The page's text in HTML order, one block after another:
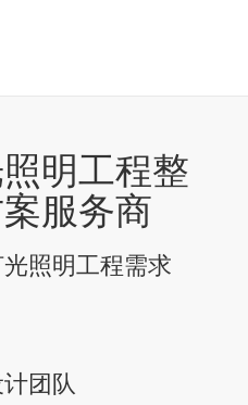
明工程整
服务商
照明工程需求
团队